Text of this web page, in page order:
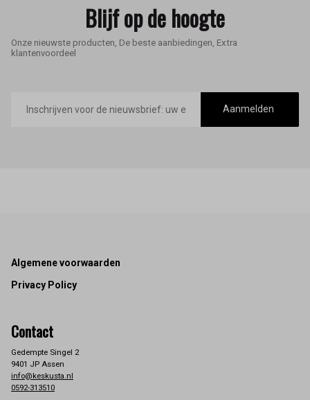
Blijf op de hoogte
Onze nieuwste producten, De beste aanbiedingen, Extra
klantenvoordeel
mailadres
Aanmelden
Footer
Algemene voorwaarden
Privacy Policy
Contact
Gedempte Singel 2
9401 JP Assen
info@keskusta.nl
0592-313510